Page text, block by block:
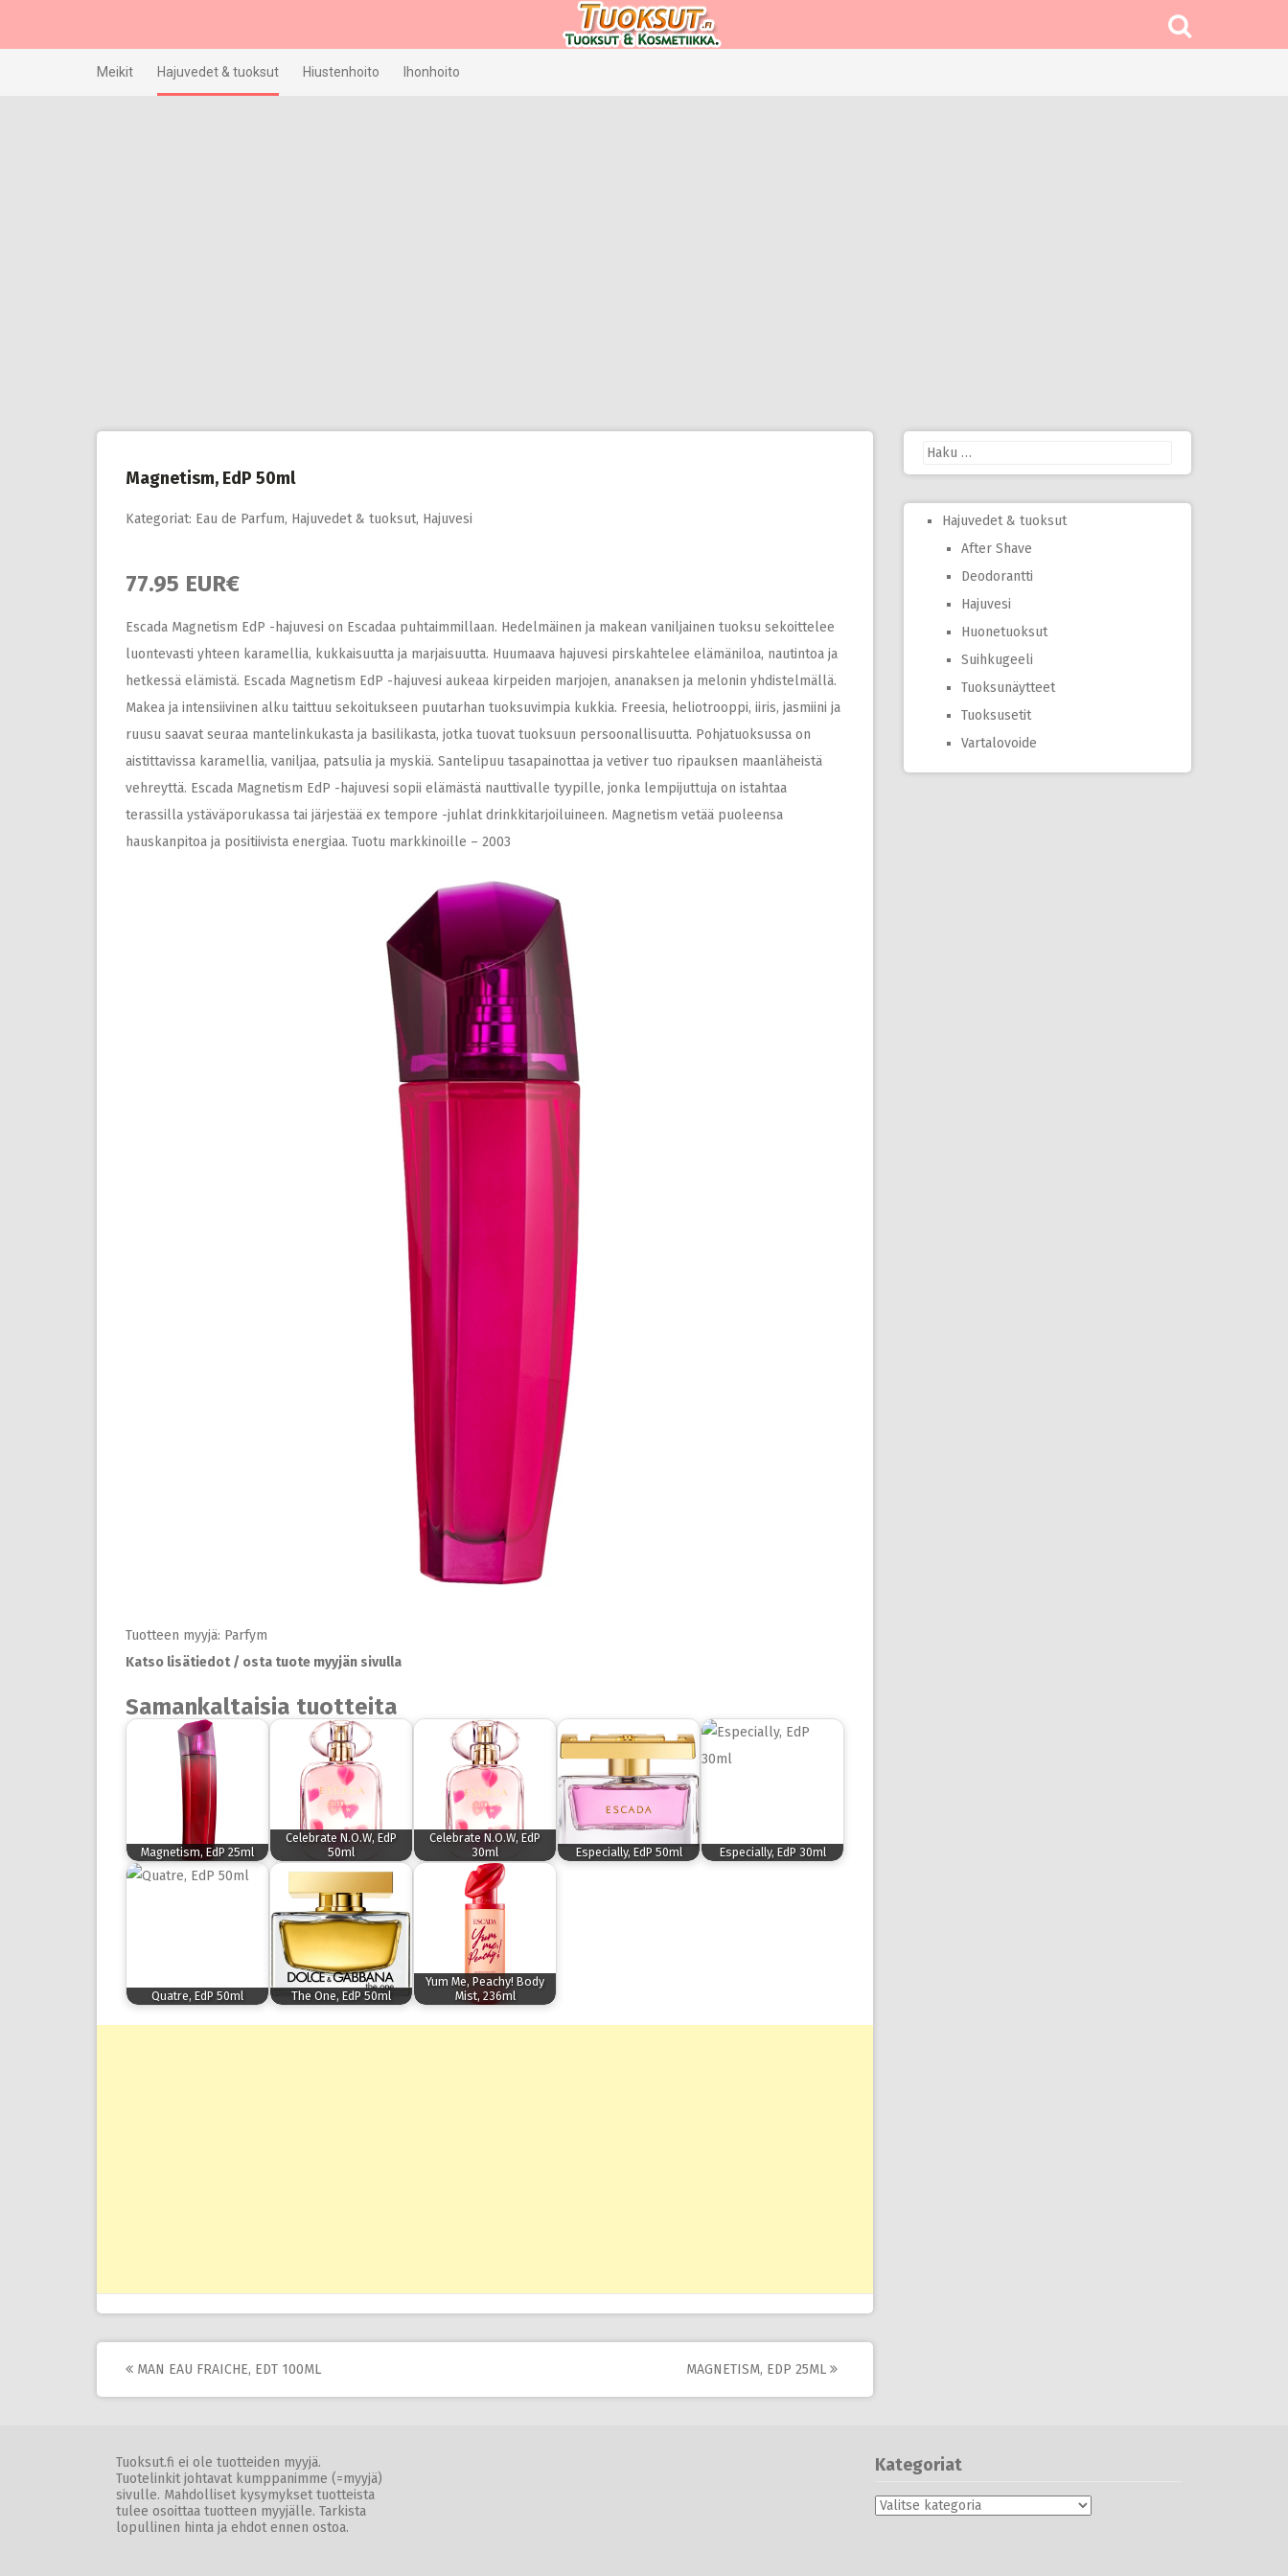
Meikit Hajuvedet & tuoksut Hiustenhoito Ihonhoito
Magnetism, EdP 50ml
Kategoriat: Eau de Parfum, Hajuvedet & tuoksut, Hajuvesi
77.95 EUR€
Escada Magnetism EdP -hajuvesi on Escadaa puhtaimmillaan. Hedelmäinen ja makean vaniljainen tuoksu sekoittelee
luontevasti yhteen karamellia, kukkaisuutta ja marjaisuutta. Huumaava hajuvesi pirskahtelee elämäniloa, nautintoa ja
hetkessä elämistä. Escada Magnetism EdP -hajuvesi aukeaa kirpeiden marjojen, ananaksen ja melonin yhdistelmällä.
Makea ja intensiivinen alku taittuu sekoitukseen puutarhan tuoksuvimpia kukkia. Freesia, heliotrooppi, iiris, jasmiini ja
ruusu saavat seuraa mantelinkukasta ja basilikasta, jotka tuovat tuoksuun persoonallisuutta. Pohjatuoksussa on
aistittavissa karamellia, vaniljaa, patsulia ja myskiä. Santelipuu tasapainottaa ja vetiver tuo ripauksen maanläheistä
vehreyttä. Escada Magnetism EdP -hajuvesi sopii elämästä nauttivalle tyypille, jonka lempijuttuja on istahtaa
terassilla ystäväporukassa tai järjestää ex tempore -juhlat drinkkitarjoiluineen. Magnetism vetää puoleensa
hauskanpitoa ja positiivista energiaa. Tuotu markkinoille – 2003
Tuotteen myyjä: Parfym
Katso lisätiedot / osta tuote myyjän sivulla
Samankaltaisia tuotteita
Magnetism, EdP 25ml
Celebrate N.O.W, EdP
50ml
Celebrate N.O.W, EdP
30ml
Especially, EdP 50ml Especially, EdP 30ml
Quatre, EdP 50ml The One, EdP 50ml
Yum Me, Peachy! Body
Mist, 236ml
Post
navigation
MAN EAU FRAICHE, EDT 100ML MAGNETISM, EDP 25ML
Haku:
Hajuvedet & tuoksut
After Shave
Deodorantti
Hajuvesi
Huonetuoksut
Suihkugeeli
Tuoksunäytteet
Tuoksusetit
Vartalovoide
Tuoksut.fi ei ole tuotteiden myyjä.
Tuotelinkit johtavat kumppanimme (=myyjä)
sivulle. Mahdolliset kysymykset tuotteista
tulee osoittaa tuotteen myyjälle. Tarkista
lopullinen hinta ja ehdot ennen ostoa.
Kategoriat
Kategoriat